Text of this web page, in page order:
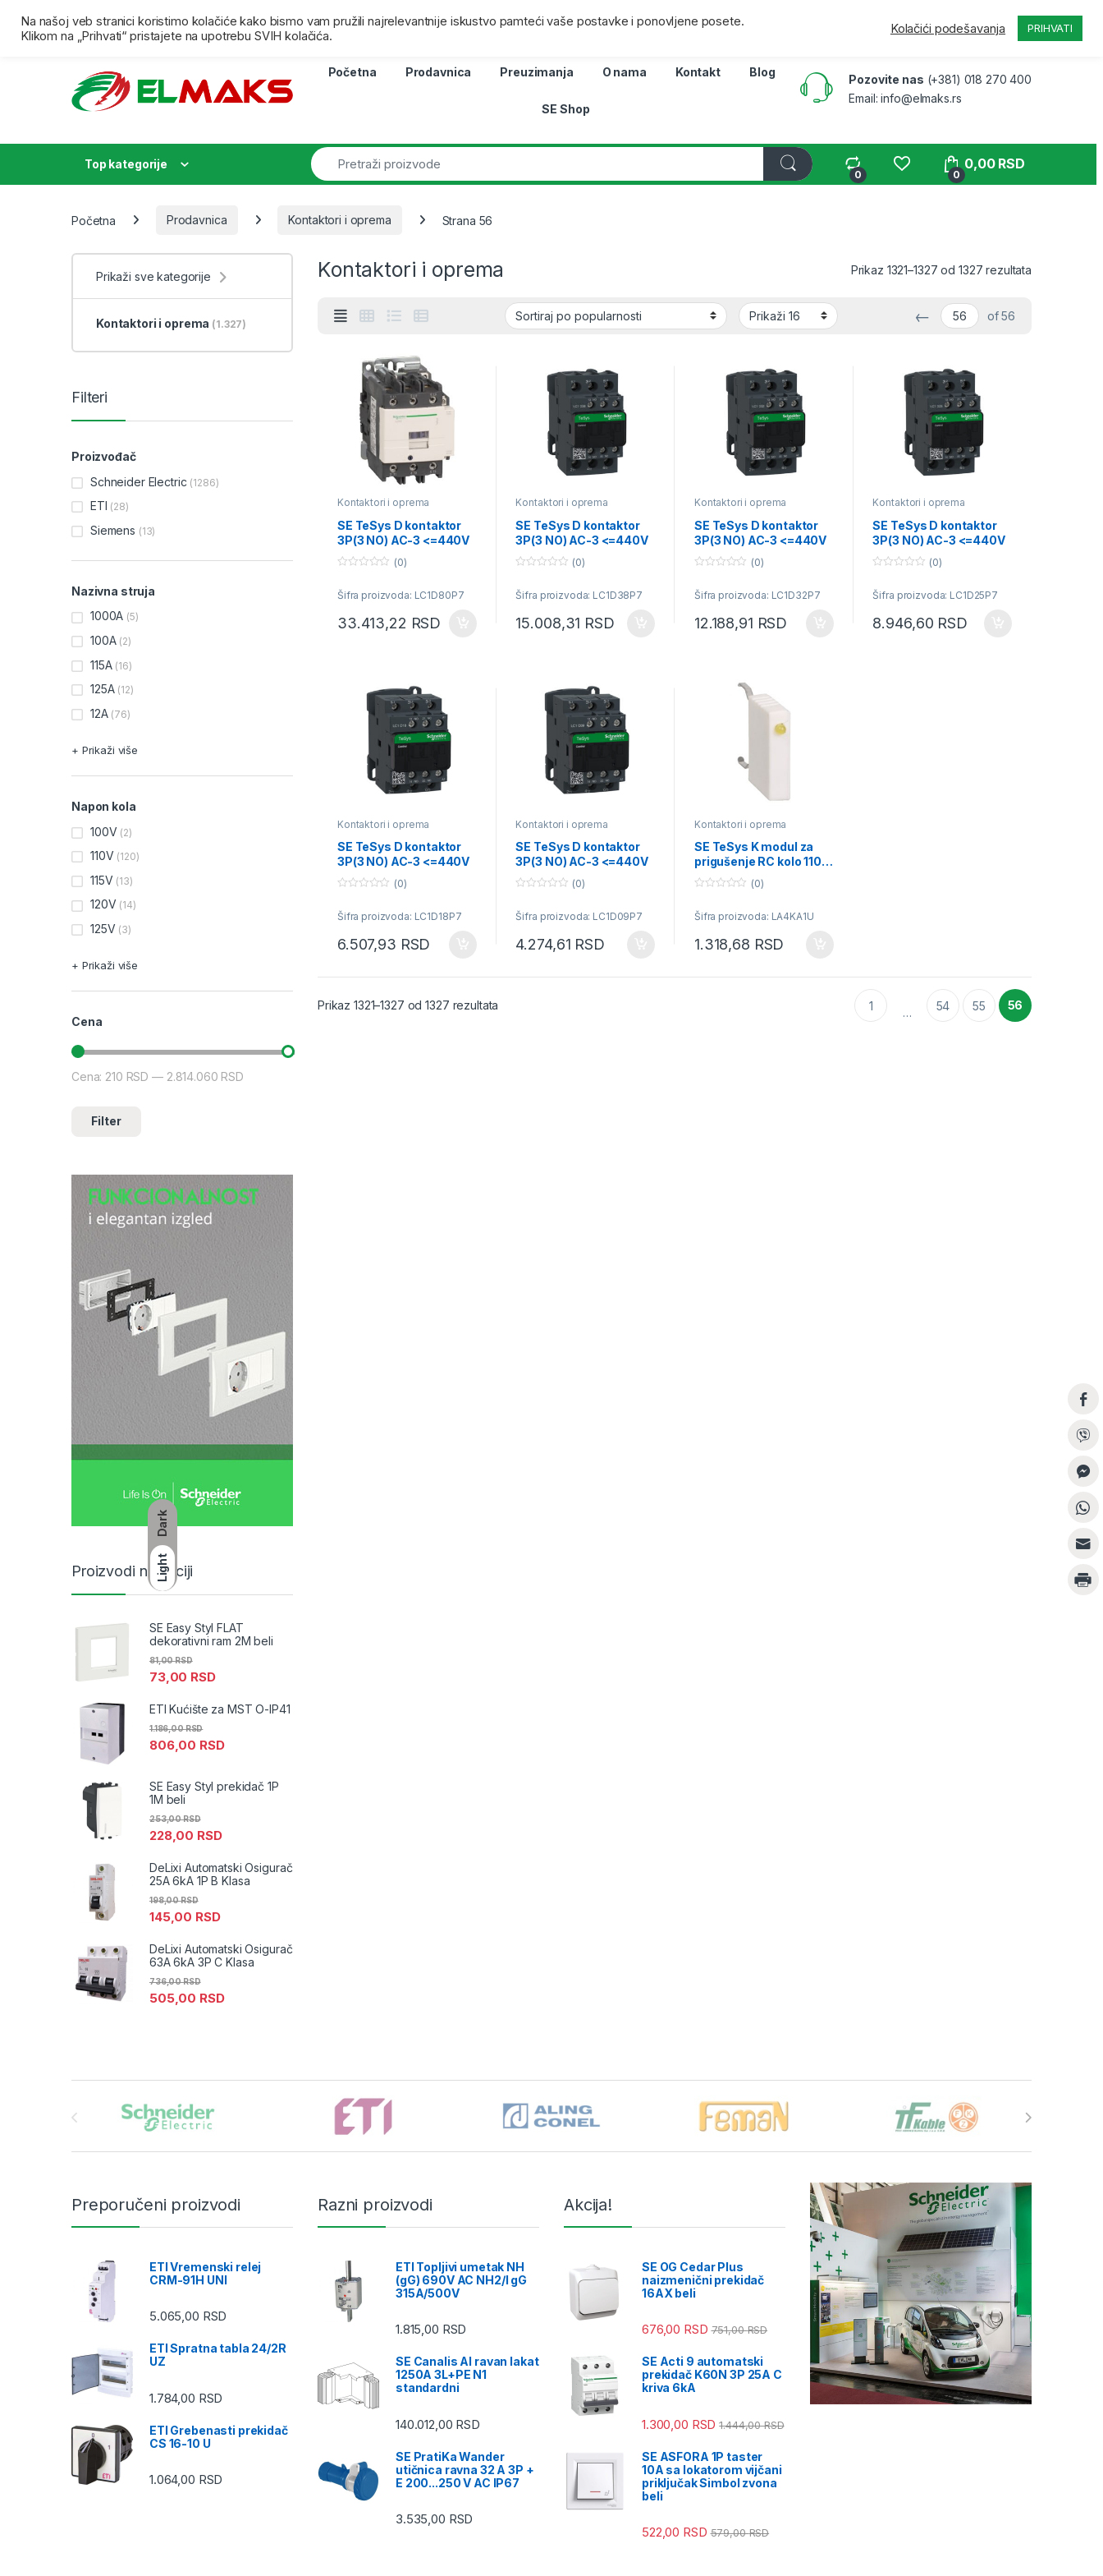
Dark
Light
Besplatna isporuka za porudžbine preko 4000,00 dinara Lokacija Moj nalog
Početna Prodavnica Preuzimanja O nama Kontakt Blog
SE Shop
Pozovite nas (+381) 018 270 400
Email: info@elmaks.rs
Top kategorije
0 0
0,00 RSD
Početna Prodavnica Kontaktori i oprema Strana 56
Kontaktori i oprema Prikaz 1321–1327 od 1327 rezultata
← of 56
Kontaktori i oprema
SE TeSys D kontaktor
3P(3 NO) AC-3 <=440V
80A 230V AC kalem
u
f
(0)
Šifra proizvoda: LC1D80P7
33.413,22 RSD
Kontaktori i oprema
SE TeSys D kontaktor
3P(3 NO) AC-3 <=440V
38A 230V AC kalem
u
(0)
Šifra proizvoda: LC1D38P7
15.008,31 RSD
Kontaktori i oprema
SE TeSys D kontaktor
3P(3 NO) AC-3 <=440V
32A 230V AC kalem
u
(0)
Šifra proizvoda: LC1D32P7
12.188,91 RSD
Kontaktori i oprema
SE TeSys D kontaktor
3P(3 NO) AC-3 <=440V
25A 230V AC kalem
u
f
(0)
Šifra proizvoda: LC1D25P7
8.946,60 RSD
Kontaktori i oprema
SE TeSys D kontaktor
3P(3 NO) AC-3 <=440V
18A 230V AC kalem
u
f
(0)
Šifra proizvoda: LC1D18P7
6.507,93 RSD
Kontaktori i oprema
SE TeSys D kontaktor
3P(3 NO) AC-3 <=440V
9A 230V AC kalem
u
f
(0)
Šifra proizvoda: LC1D09P7
4.274,61 RSD
Kontaktori i oprema
SE TeSys K modul za
prigušenje RC kolo 110…
250V
u
(0)
Šifra proizvoda: LA4KA1U
1.318,68 RSD
Prikaz 1321–1327 od 1327 rezultata 1 … 54 55 56
Prikaži sve kategorije
Kontaktori i oprema (1.327)
Filteri
Proizvođač
Schneider Electric (1286)
ETI (28)
Siemens (13)
Nazivna struja
1000A (5)
100A (2)
115A (16)
125A (12)
12A (76)
+ Prikaži više
Napon kola
100V (2)
110V (120)
115V (13)
120V (14)
125V (3)
+ Prikaži više
Cena
Minimalna cena
Maksimalna cena
Filter
Cena: 210 RSD — 2.814.060 RSD
Proizvodi na akciji
SE Easy Styl FLAT
dekorativni ram 2M beli
73,00 RSD
81,00RSD
ETI Kućište za MST O-IP41
806,00 RSD
1.186,00RSD
SE Easy Styl prekidač 1P
1M beli
228,00 RSD
253,00RSD
DeLixi Automatski Osigurač
25A 6kA 1P B Klasa
145,00 RSD
198,00RSD
DeLixi Automatski Osigurač
63A 6kA 3P C Klasa
505,00 RSD
736,00RSD
Preporučeni proizvodi
ETI Vremenski relej
CRM-91H UNI
5.065,00 RSD
ETI Spratna tabla 24/2R
UZ
1.784,00 RSD
ETI Grebenasti prekidač
CS 16-10 U
1.064,00 RSD
Razni proizvodi
ETI Topljivi umetak NH
(gG) 690V AC NH2/I gG
315A/500V
1.815,00 RSD
SE Canalis Al ravan lakat
1250A 3L+PE N1
standardni
140.012,00 RSD
SE PratiKa Wander
utičnica ravna 32 A 3P +
E 200...250 V AC IP67
3.535,00 RSD
Akcija!
SE OG Cedar Plus
naizmenični prekidač
16AX beli
676,00 RSD 751,00RSD
SE Acti 9 automatski
prekidač K60N 3P 25A C
kriva 6kA
1.300,00 RSD 1.444,00RSD
SE ASFORA 1P taster
10A sa lokatorom vijčani
priključak Simbol zvona
beli
522,00 RSD 579,00RSD
Na našoj veb stranici koristimo kolačiće kako bismo vam pružili najrelevantnije iskustvo pamteći vaše postavke i ponovljene posete.
Klikom na „Prihvati“ pristajete na upotrebu SVIH kolačića.
Kolačići podešavanja PRIHVATI